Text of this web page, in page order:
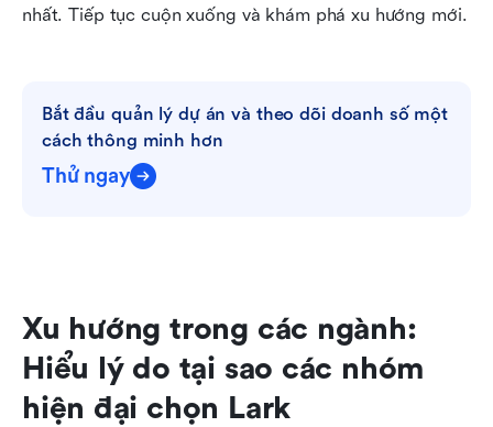
nhất. Tiếp tục cuộn xuống và khám phá xu hướng mới.
Bắt đầu quản lý dự án và theo dõi doanh số một
cách thông minh hơn
Thử ngay
Xu hướng trong các ngành:
Hiểu lý do tại sao các nhóm
hiện đại chọn Lark